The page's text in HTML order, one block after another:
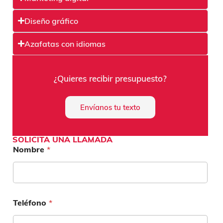
Diseño gráfico
Azafatas con idiomas
¿Quieres recibir presupuesto?
Envíanos tu texto
SOLICITA UNA LLAMADA
Nombre *
Teléfono *